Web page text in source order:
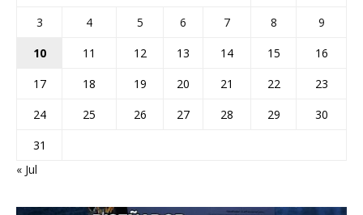
3
4 5 6 7 8
9
10
11 12 13 14 15
16
17
18 19 20 21 22
23
24
25 26 27 28 29
30
31
« Jul